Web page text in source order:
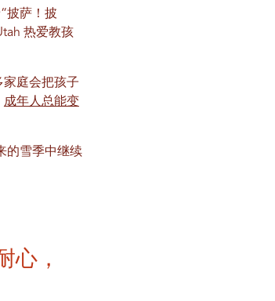
披萨！披
热爱教孩
庭会把孩子
成年人总能变
的雪季中继续
心，